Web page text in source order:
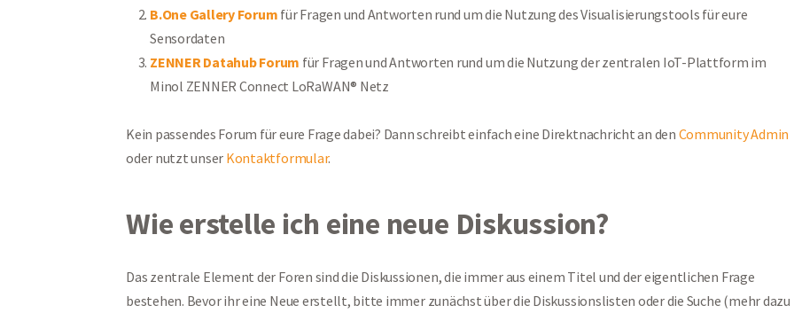
B.One Gallery Forum für Fragen und Antworten rund um die Nutzung des Visualisierungstools für eure
Sensordaten
ZENNER Datahub Forum für Fragen und Antworten rund um die Nutzung der zentralen IoT-Plattform im
Minol ZENNER Connect LoRaWAN® Netz
Kein passendes Forum für eure Frage dabei? Dann schreibt einfach eine Direktnachricht an den Community Admin
oder nutzt unser Kontaktformular.
Wie erstelle ich eine neue Diskussion?
Das zentrale Element der Foren sind die Diskussionen, die immer aus einem Titel und der eigentlichen Frage
bestehen. Bevor ihr eine Neue erstellt, bitte immer zunächst über die Diskussionslisten oder die Suche (mehr dazu